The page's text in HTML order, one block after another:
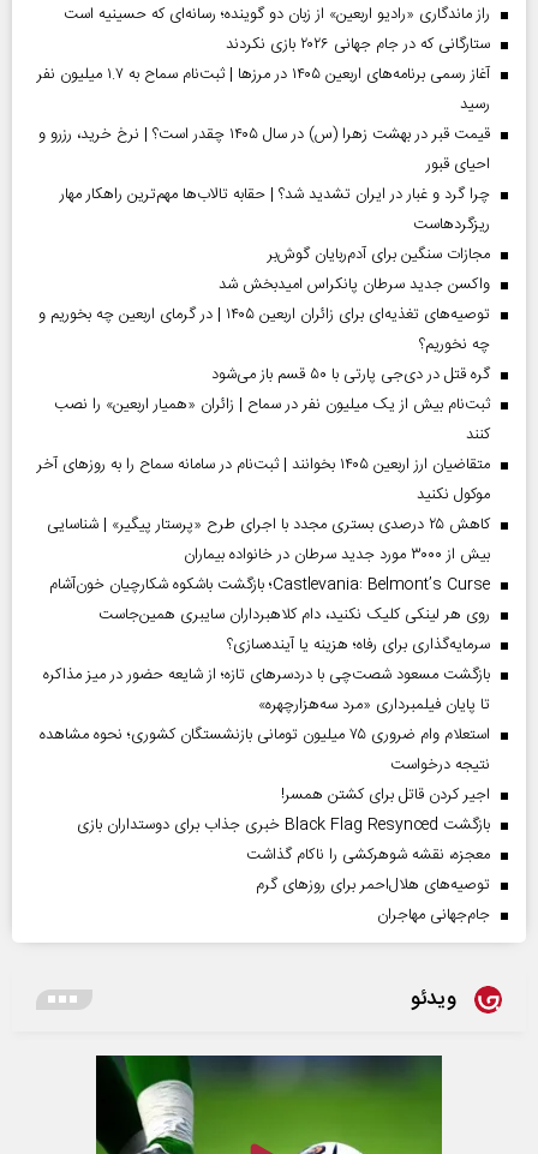
راز ماندگاری «رادیو اربعین» از زبان دو گوینده؛ رسانه‌ای که حسینیه است
ستارگانی که در جام جهانی ۲۰۲۶ بازی نکردند
آغاز رسمی برنامه‌های اربعین ۱۴۰۵ در مرز‌ها | ثبت‌نام سماح به ۱.۷ میلیون نفر
رسید
قیمت قبر در بهشت زهرا (س) در سال ۱۴۰۵ چقدر است؟ | نرخ خرید، رزرو و
احیای قبور
چرا گرد و غبار در ایران تشدید شد؟ | حقابه تالاب‌ها مهم‌ترین راهکار مهار
ریزگردهاست
مجازات سنگین برای آدم‌ربایان گوش‌بر
واکسن جدید سرطان پانکراس امیدبخش شد
توصیه‌های تغذیه‌ای برای زائران اربعین ۱۴۰۵ | در گرمای اربعین چه بخوریم و
چه نخوریم؟
گره قتل در دی‌جی پارتی با ۵۰ قسم باز می‌شود
ثبت‌نام بیش از یک میلیون نفر در سماح | زائران «همیار اربعین» را نصب
کنند
متقاضیان ارز اربعین ۱۴۰۵ بخوانند | ثبت‌نام در سامانه سماح را به روز‌های آخر
موکول نکنید
کاهش ۲۵ درصدی بستری مجدد با اجرای طرح «پرستار پیگیر» | شناسایی
بیش از ۳۰۰۰ مورد جدید سرطان در خانواده بیماران
Castlevania: Belmont’s Curse؛ بازگشت باشکوه شکارچیان خون‌آشام
روی هر لینکی کلیک نکنید، دام کلاهبرداران سایبری همین‌جاست
سرمایه‌گذاری برای رفاه؛ هزینه یا آینده‌سازی؟
بازگشت مسعود شصت‌چی با دردسر‌های تازه؛ از شایعه حضور در میز مذاکره
تا پایان فیلمبرداری «مرد سه‌هزارچهره»
استعلام وام ضروری ۷۵ میلیون تومانی بازنشستگان کشوری؛ نحوه مشاهده
نتیجه درخواست
اجیر کردن قاتل برای کشتن همسر!
بازگشت Black Flag Resynced خبری جذاب برای دوستداران بازی
معجزه، نقشه شوهرکشی را ناکام گذاشت
توصیه‌های هلال‌احمر برای روز‌های گرم
جام‌جهانی مهاجران
ویدئو